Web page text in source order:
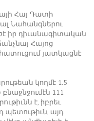
Հայ Դատի
Նահանգներու
իր դիւանագիտական
Հայոց
յատկացնէ
կողմէ 1.5
111
է, իբրեւ
պետութիւն, այդ